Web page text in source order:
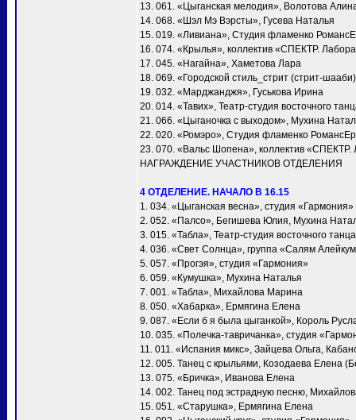
13. 061. «Цыганская мелодия», Волотова
14. 068. «Шэл Мэ Вэрсты», Гусева Наталья
15. 019. «Ливиана», Студия фламенко
16. 074. «Крылья», коллектив «СПЕКТР.
17. 045. «Нагайна», Хаметова Лара
18. 069. «Городской стиль_стрит (стрит-
19. 032. «Марджанджя», Гуськова Ирина
20. 014. «Тавих», Театр-студия восточного
21. 066. «Цыганочка с выходом», Мухина
22. 020. «Ромэро», Студия фламенко
23. 070. «Вальс Шопена», коллектив «СПЕКТР.
НАГРАЖДЕНИЕ УЧАСТНИКОВ ОТДЕЛЕНИЯ
4 ОТДЕЛЕНИЕ. НАЧАЛО В 16.15
1. 034. «Цыганская весна», студия «Гармония»
2. 052. «Палсо», Бегишева Юлия, Мухина
3. 015. «Табла», Театр-студия восточного
4. 036. «Свет Солнца», группа «Салям
5. 057. «Прогэя», студия «Гармония»
6. 059. «Кумушка», Мухина Наталья
7. 001. «Taбла», Михайлова Марина
8. 050. «Хабарка», Ермягина Елена
9. 087. «Если б я была цыганкой», Король
10. 035. «Полечка-тавричанка», студия
11. 011. «Испания микс», Зайцева Ольга,
12. 005. Танец с крыльями, Козодаева Елена
13. 075. «Бричка», Иванова Елена
14. 002. Танец под эстрадную песню,
15. 051. «Старушка», Ермягина Елена